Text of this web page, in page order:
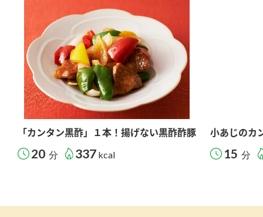
「カンタン黒酢」１本！揚げない黒酢酢豚
20 分 337 kcal
小あじのカ
15 分